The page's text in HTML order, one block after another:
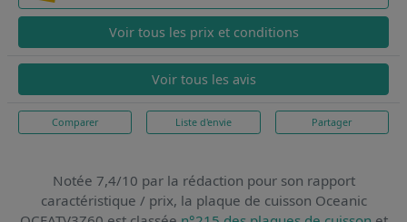
Voir tous les prix et conditions
Voir tous les avis
Comparer Liste d'envie Partager
Notée 7,4/10 par la rédaction pour son rapport
caractéristique / prix, la plaque de cuisson Oceanic